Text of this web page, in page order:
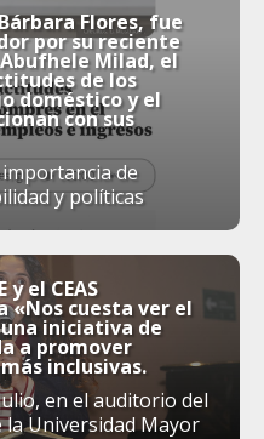
Flores, fue
por su reciente
Milad, el
de los
doméstico y el
con sus
de
y políticas
y el CEAS
«Nos cuesta ver el
iniciativa de
a promover
inclusivas.
en el auditorio del
Universidad Mayor